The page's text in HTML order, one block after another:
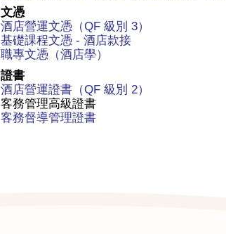
文憑
酒店營運文憑（QF 級別 3）
基礎課程文憑 - 酒店款接
職專文憑（酒店學）
證書
酒店營運證書（QF 級別 2）
客務管理高級證書
客務督導管理證書